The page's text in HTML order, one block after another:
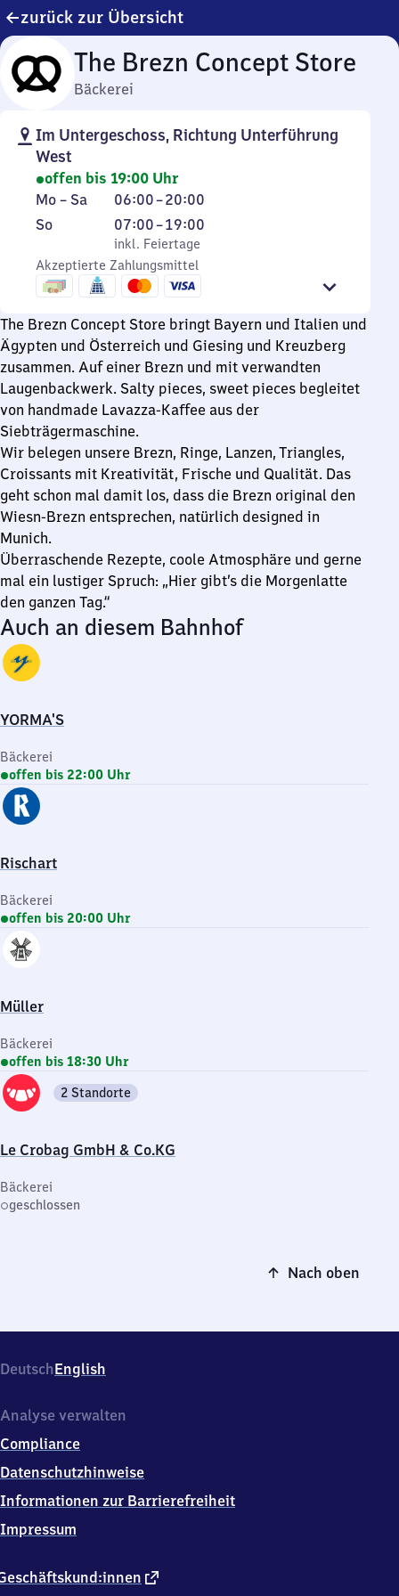
zurück zur Übersicht
The Brezn Concept Store
Bäckerei
Im Untergeschoss, Richtung Unterführung
West
offen bis 19:00 Uhr
Montag
bis
Mo – Sa 06:00–20:00
Von
6
Uhr
bis
20
Sonntag
So,
inkl. Feiertage
07:00–19:00
Von
7
Uhr
bis
Uhr
inkl. Feiertage
Akzeptierte Zahlungsmittel
The Brezn Concept Store bringt Bayern und Italien und
Ägypten und Österreich und Giesing und Kreuzberg
zusammen. Auf einer Brezn und mit verwandten
Laugenbackwerk. Salty pieces, sweet pieces begleitet
von handmade Lavazza-Kaffee aus der
Siebträgermaschine.
Wir belegen unsere Brezn, Ringe, Lanzen, Triangles,
Croissants mit Kreativität, Frische und Qualität. Das
geht schon mal damit los, dass die Brezn original den
Wiesn-Brezn entsprechen, natürlich designed in
Munich.
Überraschende Rezepte, coole Atmosphäre und gerne
mal ein lustiger Spruch: „Hier gibt’s die Morgenlatte
den ganzen Tag.“
Auch an diesem Bahnhof
YORMA'S
Bäckerei
offen bis 22:00 Uhr
Rischart
Bäckerei
offen bis 20:00 Uhr
Müller
Bäckerei
offen bis 18:30 Uhr
Le Crobag GmbH & Co.KG
2 Standorte
Bäckerei
geschlossen
Nach oben
DeutschEnglish
externer
Analyse verwalten
Compliance
Datenschutzhinweise
Informationen zur Barrierefreiheit
Impressum